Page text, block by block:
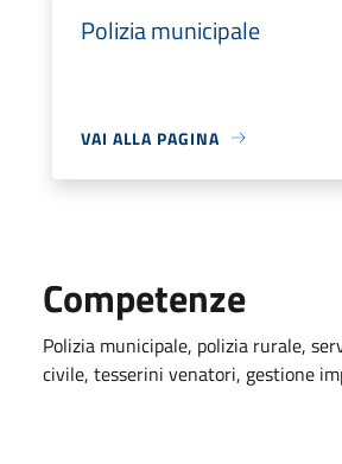
Polizia municipale
VAI ALLA PAGINA
Competenze
Polizia municipale, polizia rurale,
civile, tesserini venatori, gestione